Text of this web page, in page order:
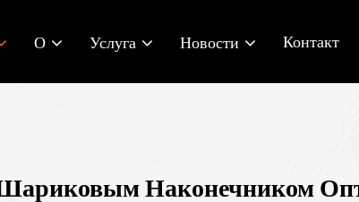
О Услуга Новости Контакт
Наконечником